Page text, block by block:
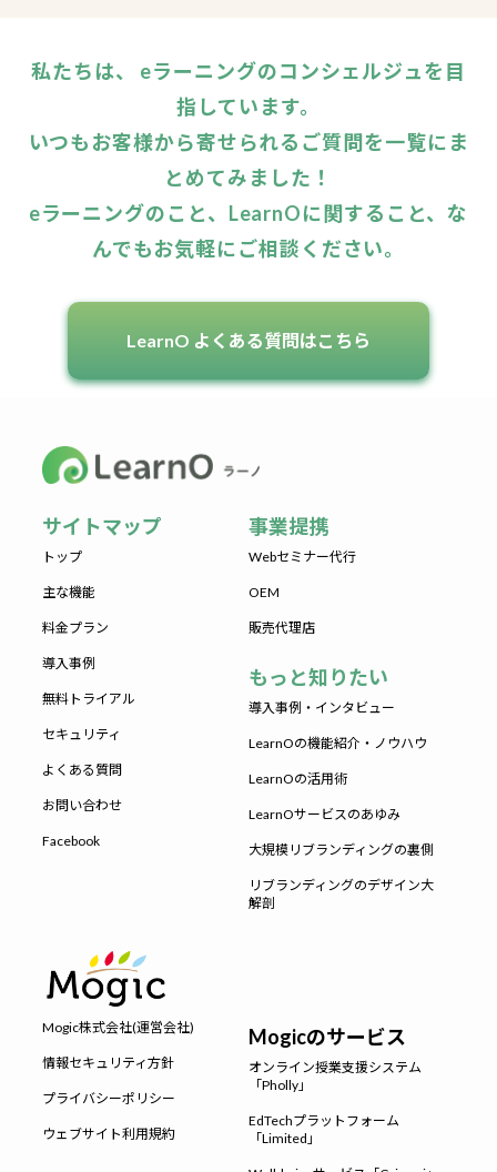
私たちは、 eラーニングのコンシェルジュを目
指しています。
いつもお客様から寄せられるご質問を一覧にま
とめてみました！
eラーニングのこと、LearnOに関すること、な
んでもお気軽にご相談ください。
LearnO よくある質問はこちら
サイトマップ
トップ
主な機能
料金プラン
導入事例
無料トライアル
セキュリティ
よくある質問
お問い合わせ
Facebook
事業提携
Webセミナー代行
OEM
販売代理店
もっと知りたい
導入事例・インタビュー
LearnOの機能紹介・ノウハウ
LearnOの活用術
LearnOサービスのあゆみ
大規模リブランディングの裏側
リブランディングのデザイン大
解剖
Mogic株式会社(運営会社)
情報セキュリティ方針
プライバシーポリシー
ウェブサイト利用規約
Mogicのサービス
オンライン授業支援システム
「Pholly」
EdTechプラットフォーム
「Limited」